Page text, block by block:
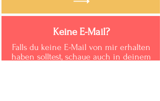
Keine E-Mail?
Falls du keine E-Mail von mir erhalten
haben solltest, schaue auch in deinem